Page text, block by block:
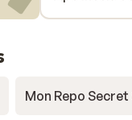
Mon Repo